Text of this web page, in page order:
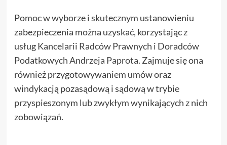
Pomoc w wyborze i skutecznym ustanowieniu
zabezpieczenia można uzyskać, korzystając z
usługKancelarii Radców Prawnych i Doradców
Podatkowych Andrzeja Paprota. Zajmuje się ona
również przygotowywaniem umów oraz
windykacją pozasądową i sądową w trybie
przyspieszonym lub zwykłym wynikających z nich
zobowiązań.